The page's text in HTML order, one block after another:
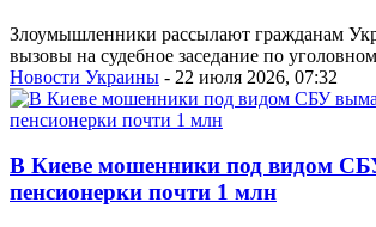
Злоумышленники рассылают гражданам
вызовы на судебное заседание по
Новости Украины - 22 июля 2026, 07:32
В Киеве мошенники под видом
пенсионерки почти 1 млн